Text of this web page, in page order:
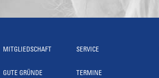
MITGLIEDSCHAFT
GUTE GRÜNDE
SERVICE
TERMINE